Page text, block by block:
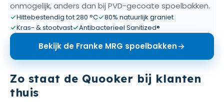
onmogelijk, anders dan bij PVD-gecoate spoelbakken.
Hittebestendig tot 280 °C
80% natuurlijk graniet
Kras- & stootvast
Antibacterieel Sanitized®
Bekijk de Franke MRG spoelbakken
Zo staat de Quooker bij klanten
thuis